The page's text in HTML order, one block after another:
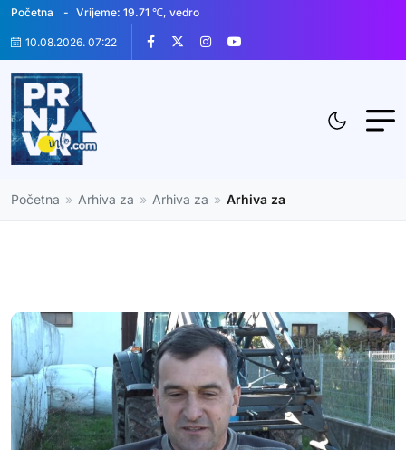
Početna Vrijeme: 19.71 ℃, vedro
10.08.2026. 07:22
Početna » Arhiva za » Arhiva za » Arhiva za